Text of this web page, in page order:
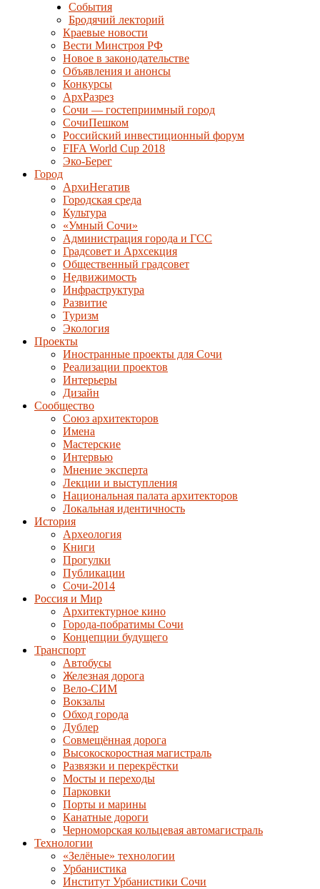
События
Бродячий лекторий
Краевые новости
Вести Минстроя РФ
Новое в законодательстве
Объявления и анонсы
Конкурсы
АрхРазрез
Сочи — гостеприимный город
СочиПешком
Российский инвестиционный форум
FIFA World Cup 2018
Эко-Берег
Город
АрхиНегатив
Городская среда
Культура
«Умный Сочи»
Администрация города и ГСС
Градсовет и Архсекция
Общественный градсовет
Недвижимость
Инфраструктура
Развитие
Туризм
Экология
Проекты
Иностранные проекты для Сочи
Реализации проектов
Интерьеры
Дизайн
Сообщество
Союз архитекторов
Имена
Мастерские
Интервью
Мнение эксперта
Лекции и выступления
Национальная палата архитекторов
Локальная идентичность
История
Археология
Книги
Прогулки
Публикации
Сочи-2014
Россия и Мир
Архитектурное кино
Города-побратимы Сочи
Концепции будущего
Транспорт
Автобусы
Железная дорога
Вело-СИМ
Вокзалы
Обход города
Дублер
Совмещённая дорога
Высокоскоростная магистраль
Развязки и перекрёстки
Мосты и переходы
Парковки
Порты и марины
Канатные дороги
Черноморская кольцевая автомагистраль
Технологии
«Зелёные» технологии
Урбанистика
Институт Урбанистики Сочи